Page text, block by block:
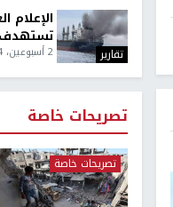
تقارير
تستهدف
2 أسبوعين، 4 أيام ago
تصريحات خاصة
تصريحات خاصة